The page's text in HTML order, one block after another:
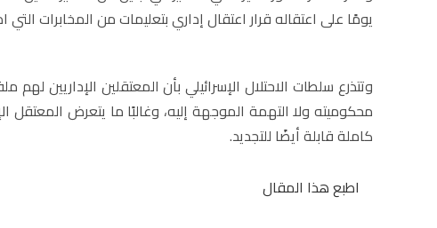
يومًا على اعتقاله قرار اعتقال إداري بتعليمات من المخابرات
وتتذرع سلطات الاحتلال الإسرائيلي بأن المعتقلين
محكوميته ولا التهمة الموجهة إليه، وغالبًا ما يتعرض المعتقل
كاملة قابلة أيضًا للتجديد.
اطبع هذا المقال